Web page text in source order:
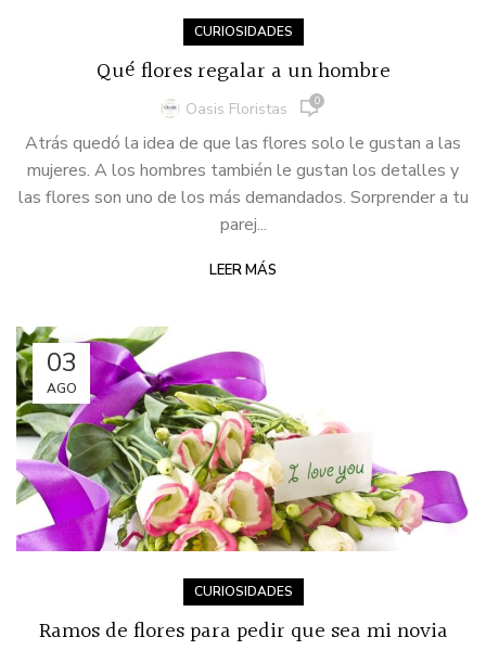
CURIOSIDADES
Qué flores regalar a un hombre
Oasis Floristas 0
Atrás quedó la idea de que las flores solo le gustan a las
mujeres. A los hombres también le gustan los detalles y
las flores son uno de los más demandados. Sorprender a tu
parej...
LEER MÁS
03
AGO
CURIOSIDADES
Ramos de flores para pedir que sea mi novia